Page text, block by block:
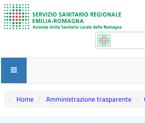
Home Amministrazione trasparente